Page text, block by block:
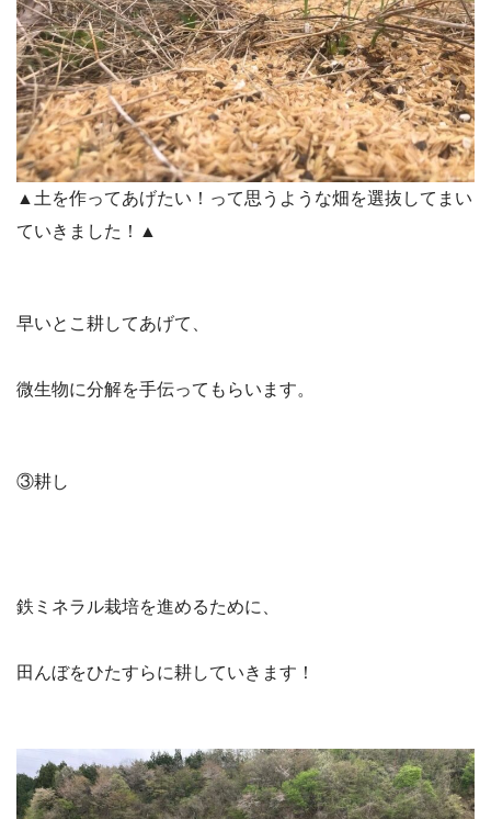
▲土を作ってあげたい！って思うような畑を選抜してまい
ていきました！▲
早いとこ耕してあげて、
微生物に分解を手伝ってもらいます。
③耕し
鉄ミネラル栽培を進めるために、
田んぼをひたすらに耕していきます！